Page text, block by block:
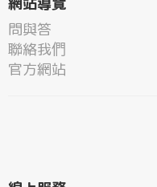
問與答
聯絡我們
官方網站